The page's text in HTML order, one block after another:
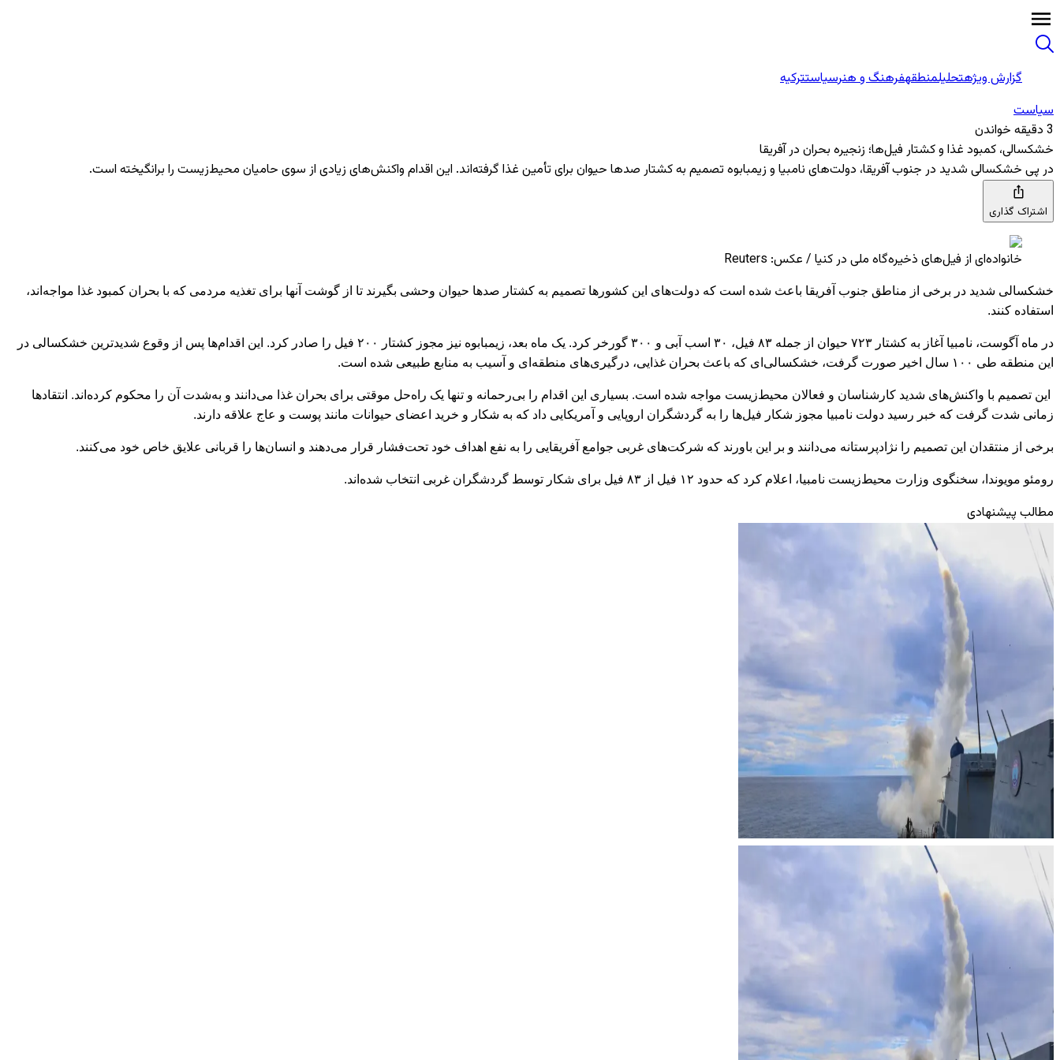
گزارش ویژهتحلیلمنطقهفرهنگ و هنرسیاستترکیه
سیاست
3 دقیقه خواندن
خشکسالی، کمبود غذا و کشتار فیل‌ها؛ زنجیره بحران در آفریقا
در پی خشکسالی شدید در جنوب آفریقا، دولت‌های نامبیا و زیمبابوه تصمیم به کشتار صدها حیوان برای تأمین غذا گرفته‌اند. این اقدام واکنش‌های زیادی از سوی حامیان محیط‌زیست را برانگیخته است.
اشتراک گذاری
خانواده‌ای از فیل‌های ذخیره‌گاه ملی در کنیا / عکس: Reuters
خشکسالی شدید در برخی از مناطق جنوب آفریقا باعث شده است که دولت‌های این کشورها تصمیم به کشتار صدها حیوان وحشی بگیرند تا از گوشت آنها برای تغذیه مردمی که با بحران کمبود غذا مواجه‌اند،
استفاده کنند.
در ماه آگوست، نامبیا آغاز به کشتار ۷۲۳ حیوان از جمله ۸۳ فیل، ۳۰ اسب آبی و ۳۰۰ گورخر کرد. یک ماه بعد، زیمبابوه نیز مجوز کشتار ۲۰۰ فیل را صادر کرد. این اقدام‌ها پس از وقوع شدیدترین خشکسالی در
این منطقه طی ۱۰۰ سال اخیر صورت گرفت، خشکسالی‌ای که باعث بحران غذایی، درگیری‌های منطقه‌ای و آسیب به منابع طبیعی شده است.
این تصمیم با واکنش‌های شدید کارشناسان و فعالان محیط‌زیست مواجه شده است. بسیاری این اقدام را بی‌رحمانه و تنها یک راه‌حل موقتی برای بحران غذا می‌دانند و به‌شدت آن را محکوم کرده‌اند. انتقادها
زمانی شدت گرفت که خبر رسید دولت نامبیا مجوز شکار فیل‌ها را به گردشگران اروپایی و آمریکایی داد که به شکار و خرید اعضای حیوانات مانند پوست و عاج علاقه دارند.
برخی از منتقدان این تصمیم را نژادپرستانه می‌دانند و بر این باورند که شرکت‌های غربی جوامع آفریقایی را به نفع اهداف خود تحت‌فشار قرار می‌دهند و انسان‌ها را قربانی علایق خاص خود می‌کنند.
رومئو مویوندا، سخنگوی وزارت محیط‌زیست نامبیا، اعلام کرد که حدود ۱۲ فیل از ۸۳ فیل برای شکار توسط گردشگران غربی انتخاب شده‌اند.
مطالب پیشنهادی